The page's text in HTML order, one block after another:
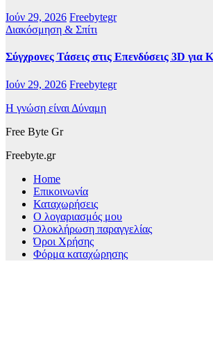
Ιούν 29, 2026 Freebytegr
Διακόσμηση & Σπίτι
Σύγχρονες Τάσεις στις Επενδύσεις 3D για
Ιούν 29, 2026 Freebytegr
Η γνώση είναι Δύναμη
Free Byte Gr
Freebyte.gr
Home
Επικοινωνία
Καταχωρήσεις
Ο λογαριασμός μου
Ολοκλήρωση παραγγελίας
Όροι Χρήσης
Φόρμα καταχώρησης